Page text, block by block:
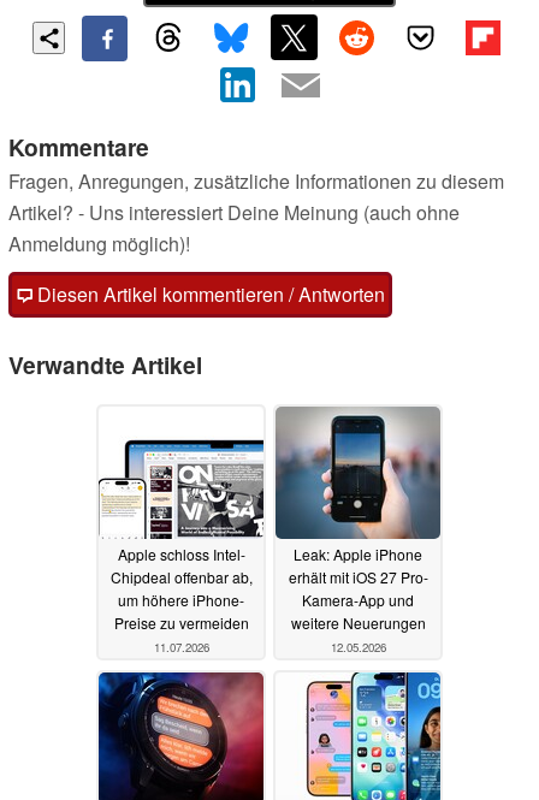
Kommentare
Fragen, Anregungen, zusätzliche Informationen zu diesem
Artikel? - Uns interessiert Deine Meinung (auch ohne
Anmeldung möglich)!
Diesen Artikel kommentieren / Antworten
Verwandte Artikel
Apple schloss Intel-
Chipdeal offenbar ab,
um höhere iPhone-
Preise zu vermeiden
11.07.2026
Leak: Apple iPhone
erhält mit iOS 27 Pro-
Kamera-App und
weitere Neuerungen
12.05.2026